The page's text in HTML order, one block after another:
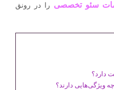
سئو تخصصی را در رونق
دارد؟
ویژگی‌هایی دارند؟